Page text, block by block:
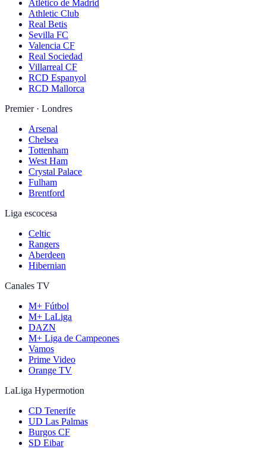
Atlético de Madrid
Athletic Club
Real Betis
Sevilla FC
Valencia CF
Real Sociedad
Villarreal CF
RCD Espanyol
RCD Mallorca
Premier · Londres
Arsenal
Chelsea
Tottenham
West Ham
Crystal Palace
Fulham
Brentford
Liga escocesa
Celtic
Rangers
Aberdeen
Hibernian
Canales TV
M+ Fútbol
M+ LaLiga
DAZN
M+ Liga de Campeones
Vamos
Prime Video
Orange TV
LaLiga Hypermotion
CD Tenerife
UD Las Palmas
Burgos CF
SD Eibar